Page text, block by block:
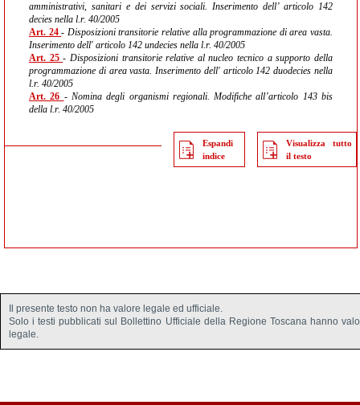
amministrativi, sanitari e dei servizi sociali. Inserimento dell’ articolo 142
decies nella l.r. 40/2005
Art. 24- Disposizioni transitorie relative alla programmazione di area vasta.
Inserimento dell' articolo 142 undecies nella l.r. 40/2005
Art. 25- Disposizioni transitorie relative al nucleo tecnico a supporto della
programmazione di area vasta. Inserimento dell' articolo 142 duodecies nella
l.r. 40/2005
Art. 26 - Nomina degli organismi regionali. Modifiche all’articolo 143 bis
della l.r. 40/2005
Espandi
indice
Visualizza tutto
il testo
Il presente testo non ha valore legale ed ufficiale.
Solo i testi pubblicati sul Bollettino Ufficiale della Regione Toscana hanno
legale.